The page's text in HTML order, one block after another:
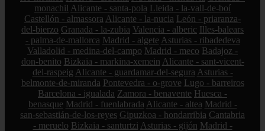
monachil Alicante - santa-pola Lleida - la-vall-de-boí
Castellón - almassora Alicante - la-nucia León - priaranza-
del-bierzo Granada - la-zubia Valencia - alberic Illes-balears
- palma-de-mallorca Madrid - algete Asturias - ribadedeva
Valladolid - medina-del-campo Madrid - meco Badajoz -
don-benito Bizkaia - markina-xemein Alicante - sant-vicent-
del-raspeig Alicante - guardamar-del-segura Asturias -
belmonte-de-miranda Pontevedra - o-grove Lugo - barreiros
Barcelona - igualada Zamora - benavente Huesca -
benasque Madrid - fuenlabrada Alicante - altea Madrid -
san-sebastián-de-los-reyes Gipuzkoa - hondarribia Cantabria
- meruelo Bizkaia - santurtzi Asturias - gijón Madrid -